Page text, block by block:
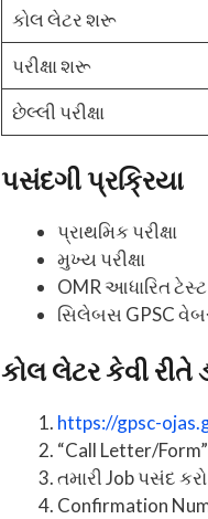
કોલ લેટર શરૂ
પરીક્ષા શરૂ
છેલ્લી પરીક્ષા
પસંદગી પ્રક્રિયા
પ્રાથમિક પરીક્ષા
મુખ્ય પરીક્ષા
OMR આધારિત ટેસ્ટ
સિલેબસ GPSC
કોલ લેટર કેવી રીતે
https://gpsc-
“Call Letter/
તમારી Job પસંદ કરો
Confirmation